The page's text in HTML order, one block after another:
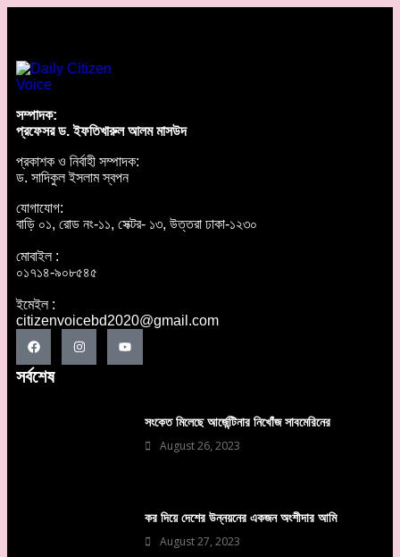
সম্পাদক:
প্রফেসর ড. ইফতিখারুল আলম মাসউদ
প্রকাশক ও নির্বাহী সম্পাদক:
ড. সাদিকুল ইসলাম স্বপন
যোগাযোগ:
বাড়ি ০১, রোড নং-১১, সেক্টর- ১৩, উত্তরা ঢাকা-১২৩০
মোবাইল :
০১৭১৪-৯০৮৫৪৫
ইমেইল :
citizenvoicebd2020@gmail.com
সর্বশেষ
সংকেত মিলেছে আর্জেন্টিনার নিখোঁজ সাবমেরিনের
August 26, 2023
কর দিয়ে দেশের উন্নয়নের একজন অংশীদার আমি
August 27, 2023